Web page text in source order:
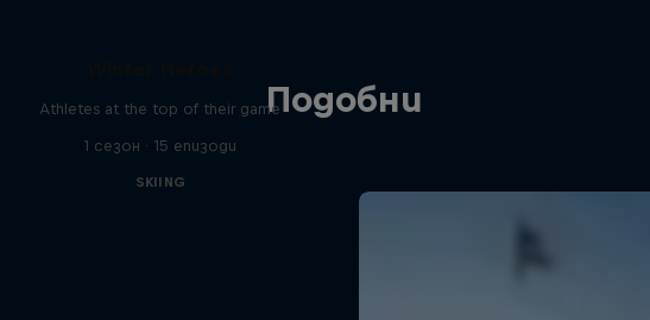
Подобни
Athletes at the top of their game
1 сезон · 15 епизоди
SKIING